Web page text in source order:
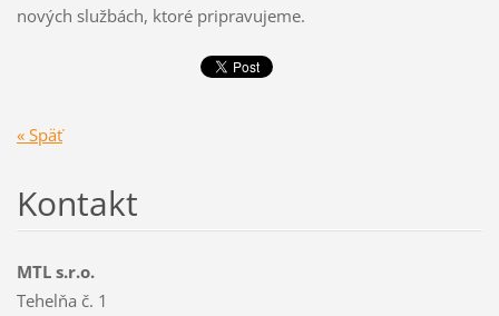
nových službách, ktoré pripravujeme.
« Späť
Kontakt
MTL s.r.o.
Tehelňa č. 1